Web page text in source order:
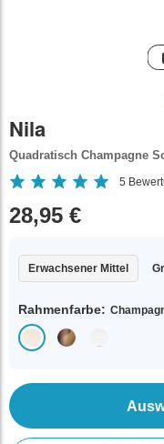
Nila
Quadratisch Champagne
5
28,95 €
Erwachsener Mittel
Rahmenfarbe: